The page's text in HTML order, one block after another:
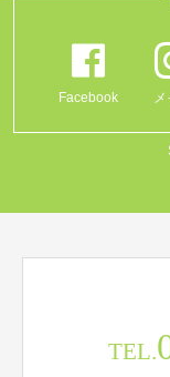
Facebook
TEL.